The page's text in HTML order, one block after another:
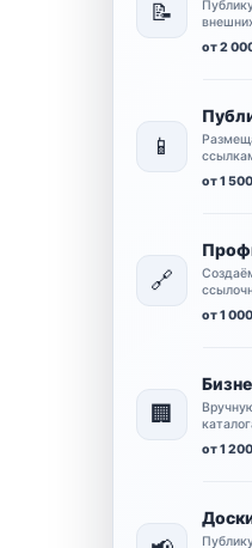
📝
от 2
📱
от 1
🔗
сайта.
от 1
🏢
сайт.
от 1